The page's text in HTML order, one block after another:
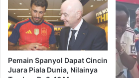
Pemain Spanyol Dapat Cincin
Juara Piala Dunia, Nilainya